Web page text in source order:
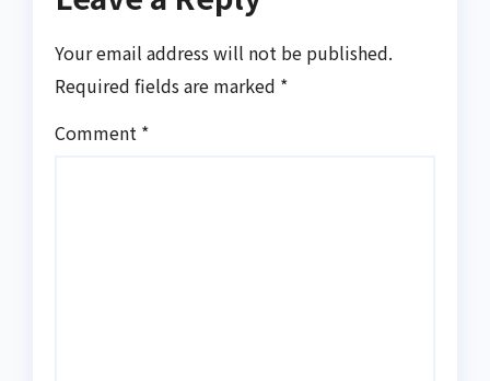
Your email address will not be published.
Required fields are marked *
Comment *